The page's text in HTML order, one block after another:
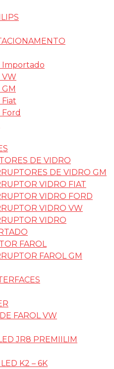
Importado
VW
Fiat
Ford
DE VIDRO
DE VIDRO GM
VIDRO FIAT
VIDRO FORD
VIDRO VW
VIDRO
FAROL
FAROL GM
FAROL VW
JR8 PREMIILIM
K2 – 6K